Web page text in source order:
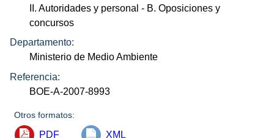
II. Autoridades y personal - B. Oposiciones y
concursos
Departamento:
Ministerio de Medio Ambiente
Referencia:
BOE-A-2007-8993
Otros formatos:
PDF XML